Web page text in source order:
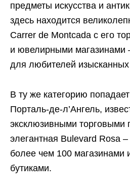
предметы искусства и
здесь находится
Carrer de Montcada с его
и ювелирными магазинами
для любителей изысканных
В ту же категорию
Порталь-де-л’Ангель,
эксклюзивными торговыми
элегантная Bulevard Rosa
более чем 100 магазинами
бутиками.